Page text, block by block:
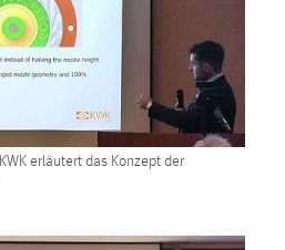
erläutert das Konzept der
mibew_locale, mibew-